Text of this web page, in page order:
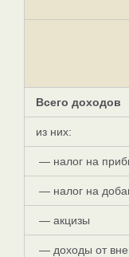
Всего доходов
из них:
— налог на
— налог на
— акцизы
— доходы от